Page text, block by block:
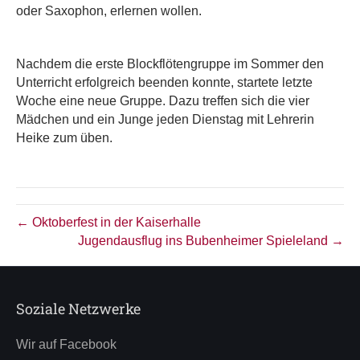
oder Saxophon, erlernen wollen.
Nachdem die erste Blockflötengruppe im Sommer den
Unterricht erfolgreich beenden konnte, startete letzte
Woche eine neue Gruppe. Dazu treffen sich die vier
Mädchen und ein Junge jeden Dienstag mit Lehrerin
Heike zum üben.
← Oktoberfest in der Kaiserhalle
Jugendausflug ins Bubenheimer Spieleland →
Soziale Netzwerke
Wir auf Facebook